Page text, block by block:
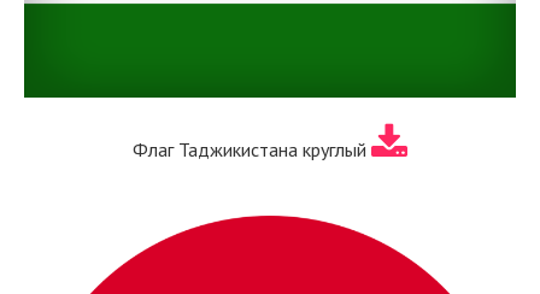
Флаг Таджикистана круглый